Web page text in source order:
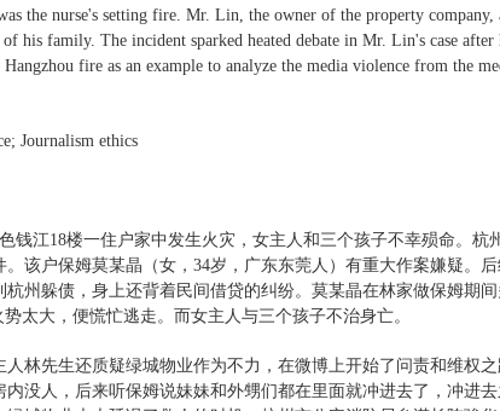
the nurse's setting fire. Mr. Lin, the owner of the property
his family. The incident sparked heated debate in Mr. Lin's case
fire as an example to analyze the media violence from the
Journalism ethics
钱江18楼一住户家中发生火灾，女主人和三个孩子不幸殒命。杭
该户保姆莫某晶（女，34岁，广东东莞人）有重大作案嫌疑。
州躲债，身上还背着民间借贷的纠纷。莫某晶在林家做保姆期
太大，便慌忙逃走。而女主人与三个孩子不治身亡。
林先生还质疑绿城物业作为不力，在微博上开始了问责和维权
没人，后来听保姆说妹妹和外甥们都在里面就冲进去了，冲进去